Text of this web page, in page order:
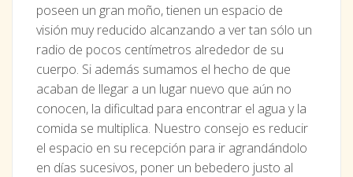
poseen un gran moño, tienen un espacio de
visión muy reducido alcanzando a ver tan sólo un
radio de pocos centímetros alrededor de su
cuerpo. Si además sumamos el hecho de que
acaban de llegar a un lugar nuevo que aún no
conocen, la dificultad para encontrar el agua y la
comida se multiplica. Nuestro consejo es reducir
el espacio en su recepción para ir agrandándolo
en días sucesivos, poner un bebedero justo al